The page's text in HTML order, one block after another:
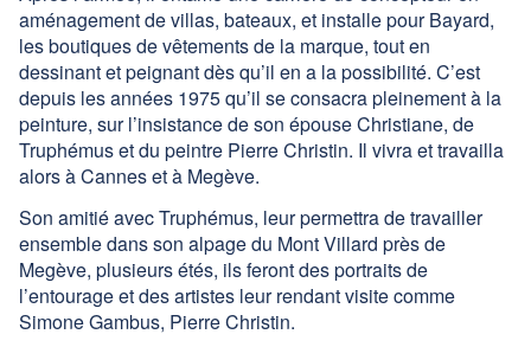
aménagement de villas, bateaux, et installe pour Bayard,
les boutiques de vêtements de la marque, tout en
dessinant et peignant dès qu’il en a la possibilité. C’est
depuis les années 1975 qu’il se consacra pleinement à la
peinture, sur l’insistance de son épouse Christiane, de
Truphémus et du peintre Pierre Christin. Il vivra et travailla
alors à Cannes et à Megève.
Son amitié avec Truphémus, leur permettra de travailler
ensemble dans son alpage du Mont Villard près de
Megève, plusieurs étés, ils feront des portraits de
l’entourage et des artistes leur rendant visite comme
Simone Gambus, Pierre Christin.